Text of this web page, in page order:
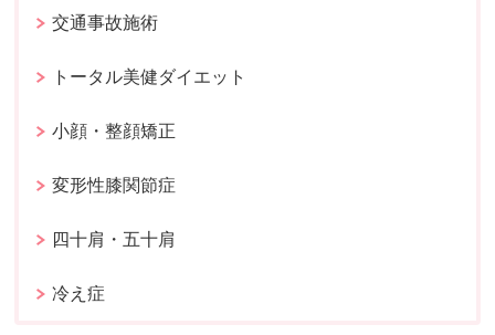
交通事故施術
トータル美健ダイエット
小顔・整顔矯正
変形性膝関節症
四十肩・五十肩
冷え症